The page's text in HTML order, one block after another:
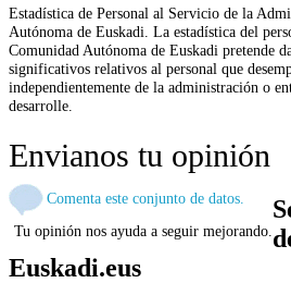
Estadística de Personal al Servicio de la
Autónoma de Euskadi. La estadística del
Comunidad Autónoma de Euskadi pretende
significativos relativos al personal que
independientemente de la administración o
desarrolle.
Envianos tu opinión
Comenta este conjunto de datos.
Tu opinión nos ayuda a seguir mejorando.
Euskadi.eus